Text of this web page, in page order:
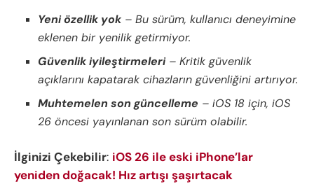
Yeni özellik yok – Bu sürüm, kullanıcı deneyimine
eklenen bir yenilik getirmiyor.
Güvenlik iyileştirmeleri – Kritik güvenlik
açıklarını kapatarak cihazların güvenliğini artırıyor.
Muhtemelen son güncelleme – iOS 18 için, iOS
26 öncesi yayınlanan son sürüm olabilir.
İlginizi Çekebilir: iOS 26 ile eski iPhone’lar
yeniden doğacak! Hız artışı şaşırtacak